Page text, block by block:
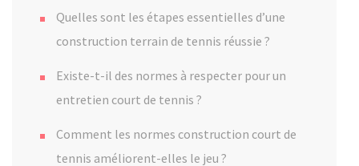
Quelles sont les étapes essentielles d’une
construction terrain de tennis réussie ?
Existe-t-il des normes à respecter pour un
entretien court de tennis ?
Comment les normes construction court de
tennis améliorent-elles le jeu ?